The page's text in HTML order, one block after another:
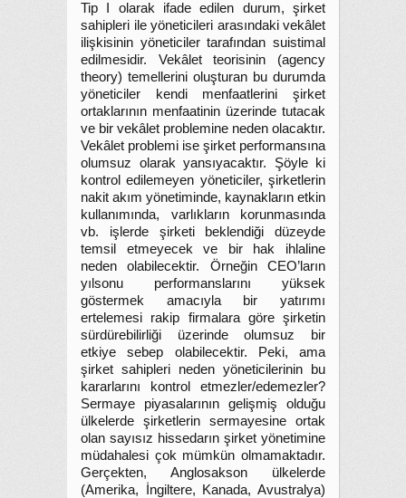
Tip I olarak ifade edilen durum, şirket
sahipleri ile yöneticileri arasındaki vekâlet
ilişkisinin yöneticiler tarafından suistimal
edilmesidir. Vekâlet teorisinin (agency
theory) temellerini oluşturan bu durumda
yöneticiler kendi menfaatlerini şirket
ortaklarının menfaatinin üzerinde tutacak
ve bir vekâlet problemine neden olacaktır.
Vekâlet problemi ise şirket performansına
olumsuz olarak yansıyacaktır. Şöyle ki
kontrol edilemeyen yöneticiler, şirketlerin
nakit akım yönetiminde, kaynakların etkin
kullanımında, varlıkların korunmasında
vb. işlerde şirketi beklendiği düzeyde
temsil etmeyecek ve bir hak ihlaline
neden olabilecektir. Örneğin CEO’ların
yılsonu performanslarını yüksek
göstermek amacıyla bir yatırımı
ertelemesi rakip firmalara göre şirketin
sürdürebilirliği üzerinde olumsuz bir
etkiye sebep olabilecektir. Peki, ama
şirket sahipleri neden yöneticilerinin bu
kararlarını kontrol etmezler/edemezler?
Sermaye piyasalarının gelişmiş olduğu
ülkelerde şirketlerin sermayesine ortak
olan sayısız hissedarın şirket yönetimine
müdahalesi çok mümkün olmamaktadır.
Gerçekten, Anglosakson ülkelerde
(Amerika, İngiltere, Kanada, Avustralya)